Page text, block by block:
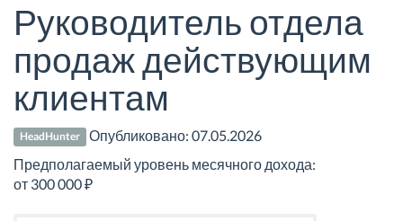
Руководитель отдела
продаж действующим
клиентам
HeadHunter Опубликовано:07.05.2026
Предполагаемый уровень месячного дохода:
от 300 000 ₽